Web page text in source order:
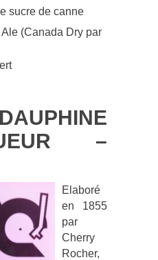
sucre de canne
(Canada Dry par
–
Elaboré
en 1855
par
Cherry
Rocher,